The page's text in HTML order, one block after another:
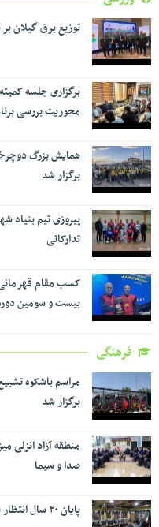
توزیع برق گیلان
برگزاری جلسه
محوریت بررسی
همایش بزرگ
برگزار شد
پیروزی تیم بنیاد
تدارکاتی
کسب مقام
بیست و سومین
فرهنگی
مراسم باشکوه
برگزار شد
منطقه آزاد انزلی
صدا و سیما
پایان ۲۰ سال انتظار برای رینگ دور شهر رشت